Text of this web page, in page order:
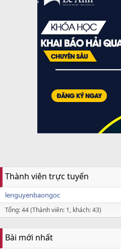
Thành viên trực tuyến
lenguyenbaongoc
Tổng: 44 (Thành viên: 1, khách: 43)
Bài mới nhất